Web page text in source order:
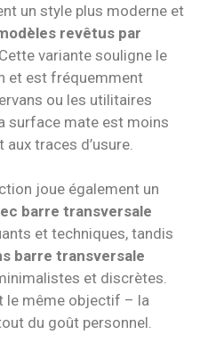
un style plus moderne et
revêtus par
. Cette variante souligne le
et est fréquemment
ou les utilitaires
surface mate est moins
traces d’usure.
joue également un
barre transversale
et techniques, tandis
barre transversale
et discrètes.
le même objectif – la
du goût personnel.